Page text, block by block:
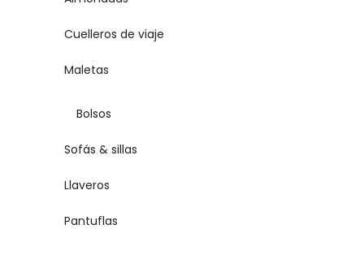
Cuelleros de viaje
Maletas
Bolsos
Sofás & sillas
Llaveros
Pantuflas